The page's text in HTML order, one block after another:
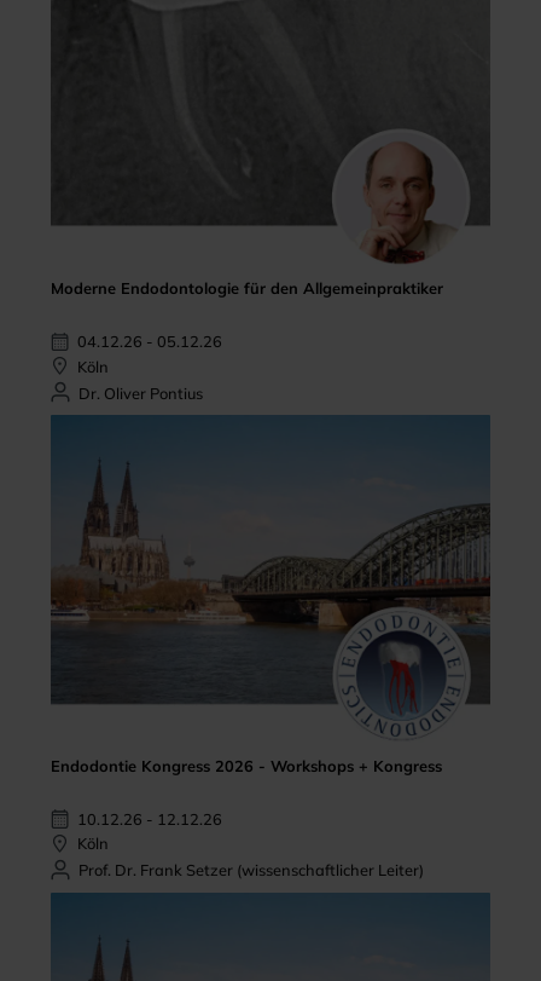
Moderne Endodontologie für den Allgemeinpraktiker
04.12.26 - 05.12.26
Köln
Dr. Oliver Pontius
Endodontie Kongress 2026 - Workshops + Kongress
10.12.26 - 12.12.26
Köln
Prof. Dr. Frank Setzer (wissenschaftlicher Leiter)